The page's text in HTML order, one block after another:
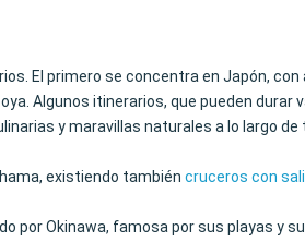
El primero se concentra en Japón, con
Algunos itinerarios, que pueden
y maravillas naturales a lo largo de
existiendo también cruceros con
Okinawa, famosa por sus playas y